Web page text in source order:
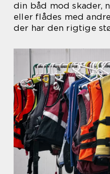
din båd mod skader,
eller flådes med
der har den rigtige